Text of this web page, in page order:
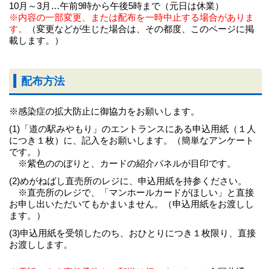
10月～3月…午前9時から午後5時まで（元日は休業）
※内容の一部変更、または配布を一時中止する場合がありま
す。
（変更などが生じた場合は、その都度、このページに掲
載します。）
配布方法
※感染症の拡大防止に御協力をお願いします。
(1)「道の駅みやもり」のエントランスにある申込用紙（１人
につき１枚）に、記入をお願いします。（簡単なアンケート
です。）
※紫色ののぼりと、カードの紹介パネルが目印です。
(2)めがねばし直売所のレジに、申込用紙を持参ください。
※直売所のレジで、「マンホールカードがほしい」と直接
お申し出いただいてもかまいません。（申込用紙をお渡しし
ます。）
(3)申込用紙を受領したのち、おひとりにつき１枚限り、直接
お渡しします。